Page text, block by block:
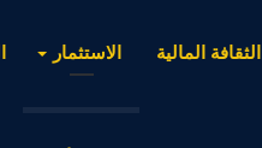
الثقافة المالية الاستثمار